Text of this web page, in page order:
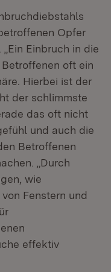
Opfer
Einbruch in die
oft ein
Hierbei ist der
der schlimmste
das oft nicht
und auch die
Betroffenen
„Durch
wie
Fenstern und
effektiv